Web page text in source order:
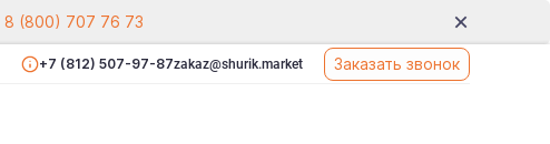
8 (800) 707 76 73
+7 (812) 507-97-87zakaz@shurik.market Заказать звонок